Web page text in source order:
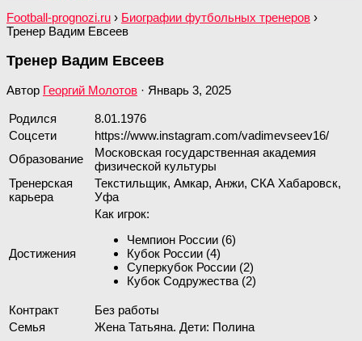
Football-prognozi.ru › Биографии футбольных тренеров ›
Тренер Вадим Евсеев
Тренер Вадим Евсеев
Автор Георгий Молотов · Январь 3, 2025
Родился
8.01.1976
Соцсети
https://www.instagram.com/vadimevseev16/
Образование
Московская государственная академия
физической культуры
Тренерская
карьера
Текстильщик, Амкар, Анжи, СКА Хабаровск,
Уфа
Достижения
Как игрок:
Чемпион России (6)
Кубок России (4)
Суперкубок России (2)
Кубок Содружества (2)
Контракт
Без работы
Семья
Жена Татьяна. Дети: Полина